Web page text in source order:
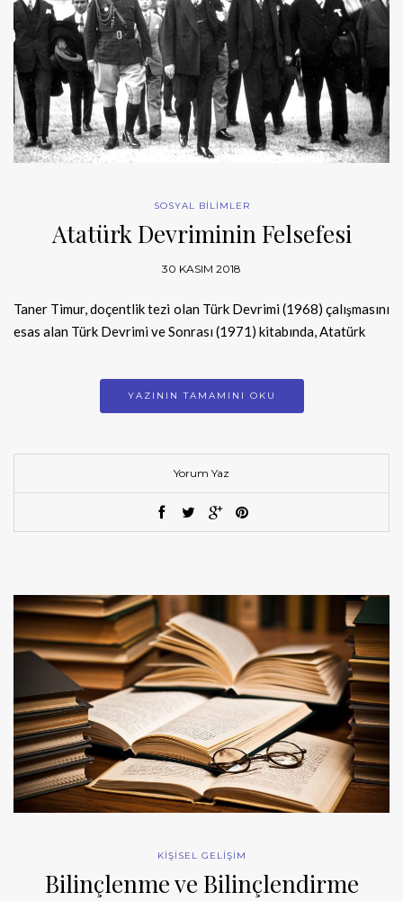
SOSYAL BİLİMLER
Atatürk Devriminin Felsefesi
30 KASIM 2018
Taner Timur, doçentlik tezi olan Türk Devrimi (1968) çalışmasını
esas alan Türk Devrimi ve Sonrası (1971) kitabında, Atatürk
YAZININ TAMAMINI OKU
Yorum Yaz
KİŞİSEL GELİŞİM
Bilinçlenme ve Bilinçlendirme